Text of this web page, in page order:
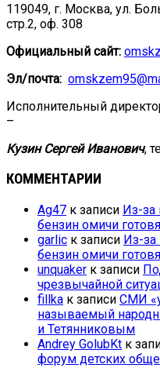
119049, г. Москва, ул.
стр.2, оф. 308
Официальный сайт:
Эл/почта:
Исполнительный
–
Кузин Сергей Иванович,
КОММЕНТАРИИ
Ag47 к записи Из-за
бензин омичи
garlic к записи Из-за
бензин омичи
unquaker к записи
чрезвычайной
fillka к записи СМИ
называемый
и Тетянниковым
Andrey GolubKt к
форум детских